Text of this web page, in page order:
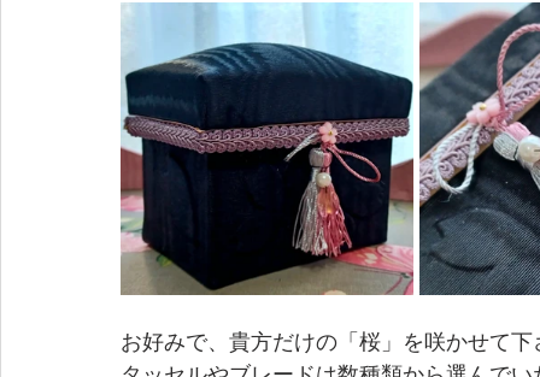
お好みで、貴方だけの「桜」を咲かせて下